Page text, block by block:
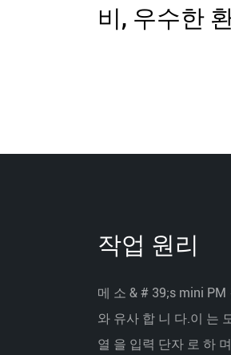
비, 우수한
작업 원리
메 소 & # 39;s mini PM
와 유사 합 니 다.이 는
열 을 입력 단자 로 하